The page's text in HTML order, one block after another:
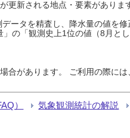
更新される地点・要素がありま
ータを精査し、降水量の値を
の「観測史上1位の値（8月と
があります。 ご利用の際に
） 気象観測統計の解説